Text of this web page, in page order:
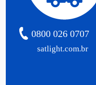
satlight.com.br
0800 026 0707